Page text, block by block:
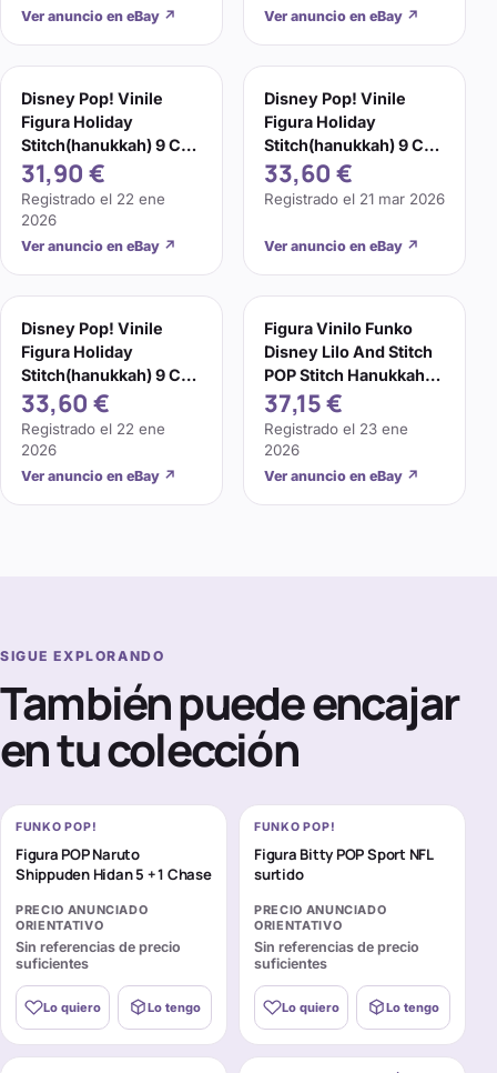
Ver anuncio en eBay ↗ Ver anuncio en eBay ↗
Disney Pop! Vinile
Figura Holiday
Stitch(hanukkah) 9 Cm
Funko
31,90 €
Registrado el 22 ene
2026
Ver anuncio en eBay ↗
Disney Pop! Vinile
Figura Holiday
Stitch(hanukkah) 9 Cm
Funko
33,60 €
Registrado el 21 mar 2026
Ver anuncio en eBay ↗
Disney Pop! Vinile
Figura Holiday
Stitch(hanukkah) 9 Cm
Funko
33,60 €
Registrado el 22 ene
2026
Ver anuncio en eBay ↗
Figura Vinilo Funko
Disney Lilo And Stitch
POP Stitch Hanukkah
NUEVA En Stock
37,15 €
Registrado el 23 ene
2026
Ver anuncio en eBay ↗
SIGUE EXPLORANDO
También puede encajar
en tu colección
FUNKO POP!
Figura POP Naruto
Shippuden Hidan 5 + 1 Chase
PRECIO ANUNCIADO
ORIENTATIVO
Sin referencias de precio
suficientes
Lo quiero Lo tengo
FUNKO POP!
Figura Bitty POP Sport NFL
surtido
PRECIO ANUNCIADO
ORIENTATIVO
Sin referencias de precio
suficientes
Lo quiero Lo tengo